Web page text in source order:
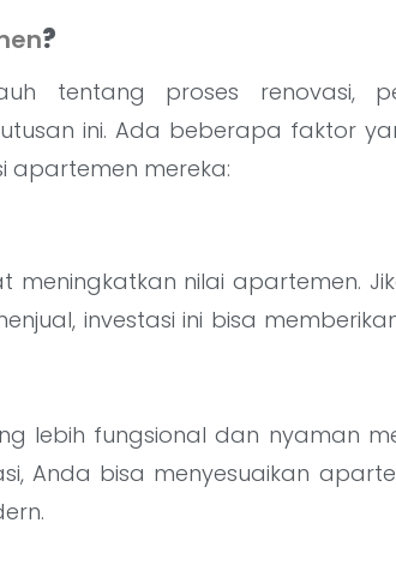
?
tentang proses renovasi,
ini. Ada beberapa faktor
apartemen mereka:
meningkatkan nilai apartemen.
investasi ini bisa
lebih fungsional dan nyaman
Anda bisa menyesuaikan